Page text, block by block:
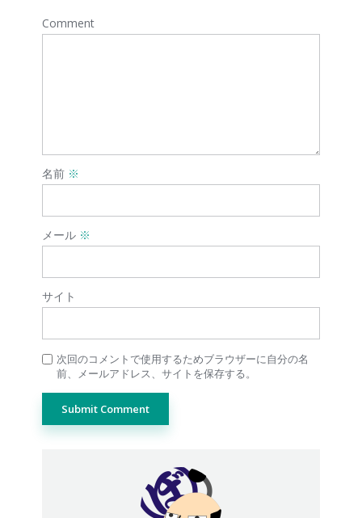
Comment
名前 ※
メール ※
サイト
次回のコメントで使用するためブラウザーに自分の名
前、メールアドレス、サイトを保存する。